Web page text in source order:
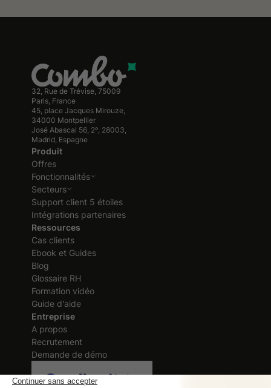
32, Rue de Trévise, 75009
Paris, France
45, place Jacques Mirouze,
34000 Montpellier
José Abascal 56, 2º, 28003,
Madrid, Espagne
Produit
Offres
Fonctionnalités
Secteurs
Support client 5 étoiles
Intégrations partenaires
Ressources
Cas clients
Ebook et Guides
Blog
Glossaire RH
Formation vidéo
Guide d'aide
Entreprise
A propos
Recrutement
Demande de démo